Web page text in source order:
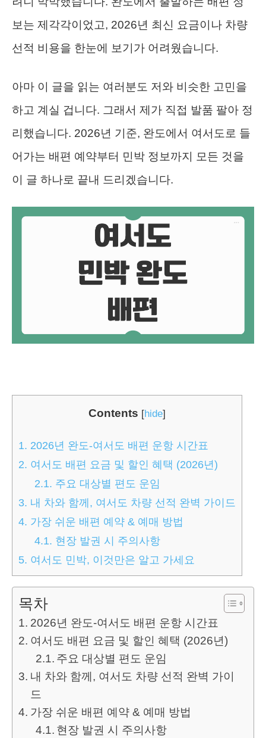
보는 제각각이었고, 2026년 최신 요금이나 차량
선적 비용을 한눈에 보기가 어려웠습니다.
아마 이 글을 읽는 여러분도 저와 비슷한 고민을
하고 계실 겁니다. 그래서 제가 직접 발품 팔아 정
리했습니다. 2026년 기준, 완도에서 여서도로 들
어가는 배편 예약부터 민박 정보까지 모든 것을
이 글 하나로 끝내 드리겠습니다.
Contents [hide]
1. 2026년 완도-여서도 배편 운항 시간표
2. 여서도 배편 요금 및 할인 혜택 (2026년)
2.1. 주요 대상별 편도 운임
3. 내 차와 함께, 여서도 차량 선적 완벽 가이드
4. 가장 쉬운 배편 예약 & 예매 방법
4.1. 현장 발권 시 주의사항
5. 여서도 민박, 이것만은 알고 가세요
목차
2026년 완도-여서도 배편 운항 시간표
여서도 배편 요금 및 할인 혜택 (2026년)
주요 대상별 편도 운임
내 차와 함께, 여서도 차량 선적 완벽 가이
드
가장 쉬운 배편 예약 & 예매 방법
현장 발권 시 주의사항